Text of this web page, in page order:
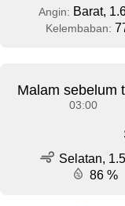
Angin: Barat,
Kelembaban:
Malam sebelum
03:00
Selatan,
86 %